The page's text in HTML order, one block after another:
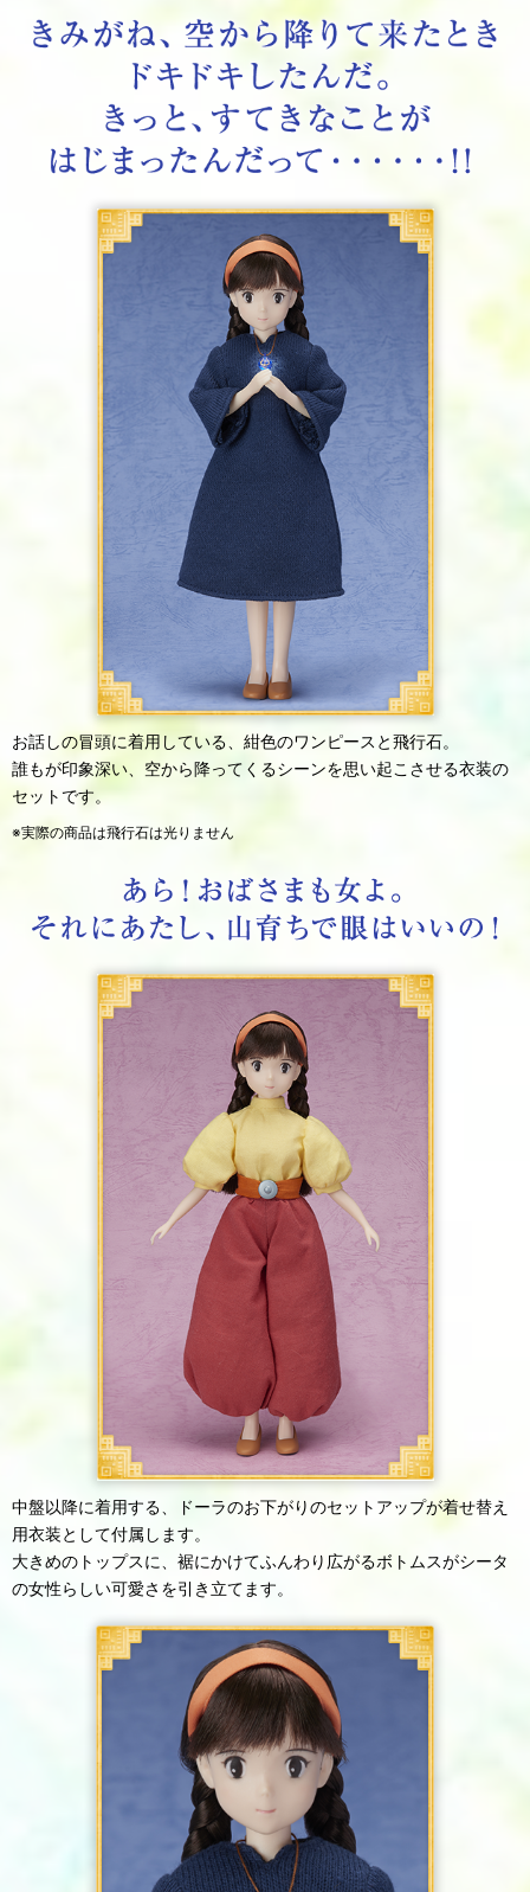
お話しの冒頭に着用している、紺色のワンピースと飛行石。
誰もが印象深い、空から降ってくるシーンを思い起こさせる衣装の
セットです。
※実際の商品は飛行石は光りません
中盤以降に着用する、ドーラのお下がりのセットアップが着せ替え
用衣装として付属します。
大きめのトップスに、裾にかけてふんわり広がるボトムスがシータ
の女性らしい可愛さを引き立てます。